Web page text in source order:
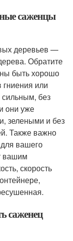
саженцы
деревьев —
Обратите
быть хорошо
или
без
они уже
зелеными и без
Также важно
вашего
вашим
скорость
саженец